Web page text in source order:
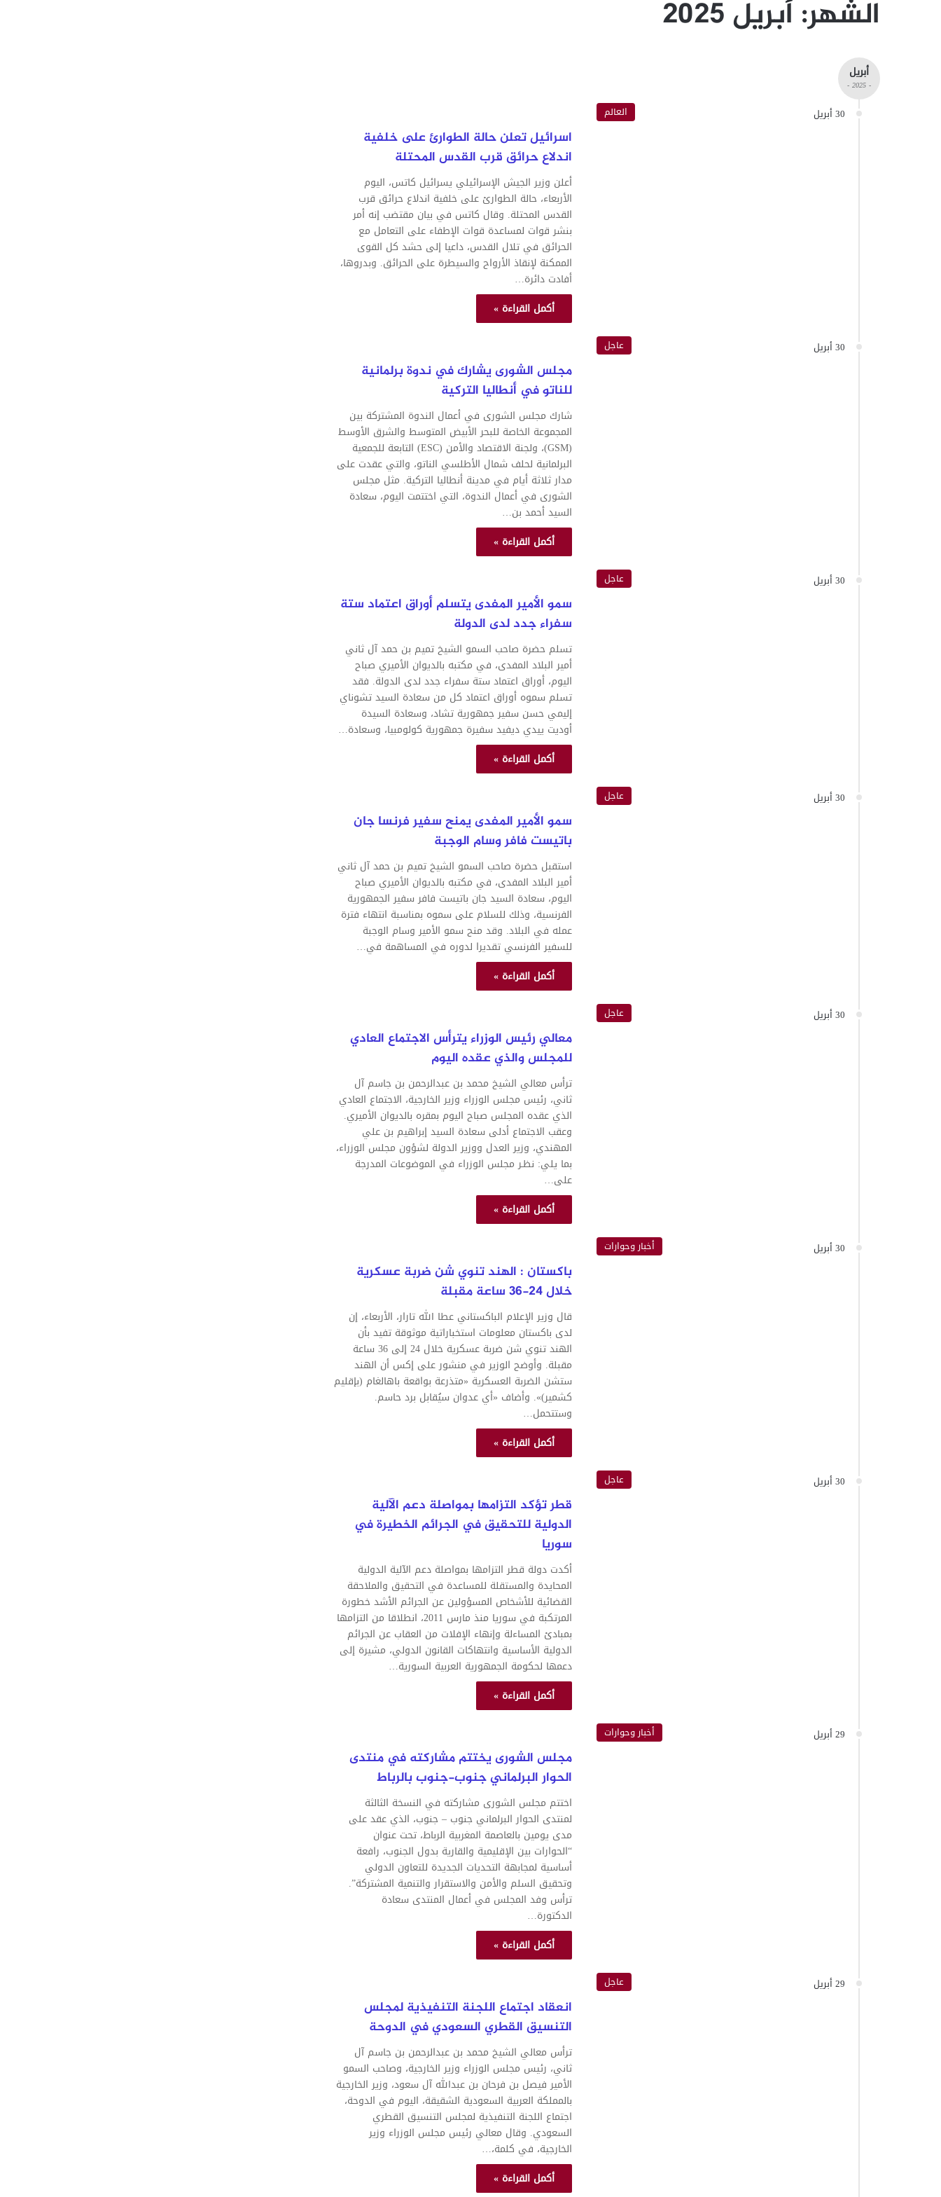
الشهر: أبريل 2025
أبريل
- 2025 -
30 أبريل العالم
اسرائيل تعلن حالة الطوارئ على خلفية
اندلاع حرائق قرب القدس المحتلة
أعلن وزير الجيش الإسرائيلي يسرائيل كاتس، اليوم
الأربعاء، حالة الطوارئ على خلفية اندلاع حرائق قرب
القدس المحتلة. وقال كاتس في بيان مقتضب إنه أمر
بنشر قوات لمساعدة قوات الإطفاء على التعامل مع
الحرائق في تلال القدس، داعيا إلى حشد كل القوى
الممكنة لإنقاذ الأرواح والسيطرة على الحرائق. وبدروها،
أفادت دائرة…
أكمل القراءة »
30 أبريل عاجل
مجلس الشورى يشارك في ندوة برلمانية
للناتو في أنطاليا التركية
شارك مجلس الشورى في أعمال الندوة المشتركة بين
المجموعة الخاصة للبحر الأبيض المتوسط والشرق الأوسط
(GSM)، ولجنة الاقتصاد والأمن (ESC) التابعة للجمعية
البرلمانية لحلف شمال الأطلسي الناتو، والتي عقدت على
مدار ثلاثة أيام في مدينة أنطاليا التركية. مثل مجلس
الشورى في أعمال الندوة، التي اختتمت اليوم، سعادة
السيد أحمد بن…
أكمل القراءة »
30 أبريل عاجل
سمو الأمير المفدى يتسلم أوراق اعتماد ستة
سفراء جدد لدى الدولة
تسلم حضرة صاحب السمو الشيخ تميم بن حمد آل ثاني
أمير البلاد المفدى، في مكتبه بالديوان الأميري صباح
اليوم، أوراق اعتماد ستة سفراء جدد لدى الدولة. فقد
تسلم سموه أوراق اعتماد كل من سعادة السيد تشوناي
إليمي حسن سفير جمهورية تشاد، وسعادة السيدة
أوديت ييدي ديفيد سفيرة جمهورية كولومبيا، وسعادة…
أكمل القراءة »
30 أبريل عاجل
سمو الأمير المفدى يمنح سفير فرنسا جان
باتيست فافر وسام الوجبة
استقبل حضرة صاحب السمو الشيخ تميم بن حمد آل ثاني
أمير البلاد المفدى، في مكتبه بالديوان الأميري صباح
اليوم، سعادة السيد جان باتيست فافر سفير الجمهورية
الفرنسية، وذلك للسلام على سموه بمناسبة انتهاء فترة
عمله في البلاد. وقد منح سمو الأمير وسام الوجبة
للسفير الفرنسي تقديرا لدوره في المساهمة في…
أكمل القراءة »
30 أبريل عاجل
معالي رئيس الوزراء يترأس الاجتماع العادي
للمجلس والذي عقده اليوم
ترأس معالي الشيخ محمد بن عبدالرحمن بن جاسم آل
ثاني، رئيس مجلس الوزراء وزير الخارجية، الاجتماع العادي
الذي عقده المجلس صباح اليوم بمقره بالديوان الأميري.
وعقب الاجتماع أدلى سعادة السيد إبراهيم بن علي
المهندي، وزير العدل ووزير الدولة لشؤون مجلس الوزراء،
بما يلي: نظـر مجلس الوزراء في الموضوعات المدرجة
على…
أكمل القراءة »
30 أبريل أخبار وحوارات
باكستان : الهند تنوي شن ضربة عسكرية
خلال 24-36 ساعة مقبلة
قال وزير الإعلام الباكستاني عطا الله تارار، الأربعاء، إن
لدى باكستان معلومات استخباراتية موثوقة تفيد بأن
الهند تنوي شن ضربة عسكرية خلال 24 إلى 36 ساعة
مقبلة. وأوضح الوزير في منشور على إكس أن الهند
ستشن الضربة العسكرية «متذرعة بواقعة باهالغام (بإقليم
كشمير)». وأضاف «أي عدوان سيُقابل برد حاسم.
وستتحمل…
أكمل القراءة »
30 أبريل عاجل
قطر تؤكد التزامها بمواصلة دعم الآلية
الدولية للتحقيق في الجرائم الخطيرة في
سوريا
أكدت دولة قطر التزامها بمواصلة دعم الآلية الدولية
المحايدة والمستقلة للمساعدة في التحقيق والملاحقة
القضائية للأشخاص المسؤولين عن الجرائم الأشد خطورة
المرتكبة في سوريا منذ مارس 2011، انطلاقا من التزامها
بمبادئ المساءلة وإنهاء الإفلات من العقاب عن الجرائم
الدولية الأساسية وانتهاكات القانون الدولي، مشيرة إلى
دعمها لحكومة الجمهورية العربية السورية…
أكمل القراءة »
29 أبريل أخبار وحوارات
مجلس الشورى يختتم مشاركته في منتدى
الحوار البرلماني جنوب-جنوب بالرباط
اختتم مجلس الشورى مشاركته في النسخة الثالثة
لمنتدى الحوار البرلماني جنوب – جنوب، الذي عقد على
مدى يومين بالعاصمة المغربية الرباط، تحت عنوان
“الحوارات بين الإقليمية والقارية بدول الجنوب، رافعة
أساسية لمجابهة التحديات الجديدة للتعاون الدولي
وتحقيق السلم والأمن والاستقرار والتنمية المشتركة”.
ترأس وفد المجلس في أعمال المنتدى سعادة
الدكتورة…
أكمل القراءة »
29 أبريل عاجل
انعقاد اجتماع اللجنة التنفيذية لمجلس
التنسيق القطري السعودي في الدوحة
ترأس معالي الشيخ محمد بن عبدالرحمن بن جاسم آل
ثاني، رئيس مجلس الوزراء وزير الخارجية، وصاحب السمو
الأمير فيصل بن فرحان بن عبدالله آل سعود، وزير الخارجية
بالمملكة العربية السعودية الشقيقة، اليوم في الدوحة،
اجتماع اللجنة التنفيذية لمجلس التنسيق القطري
السعودي. وقال معالي رئيس مجلس الوزراء وزير
الخارجية، في كلمة،…
أكمل القراءة »